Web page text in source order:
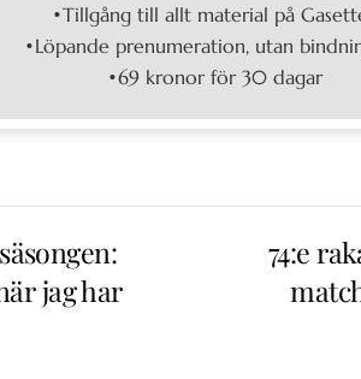
•Tillgång till allt material på
•Löpande prenumeration, utan
•69 kronor för 30 dagar
jag har
74:e